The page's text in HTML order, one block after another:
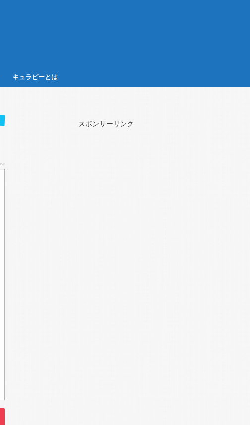
キュラピーとは
スポンサーリンク